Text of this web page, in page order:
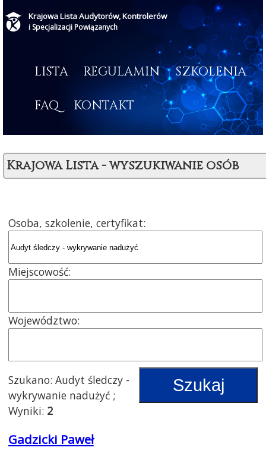
Krajowa Lista Audytorów, Kontrolerów
i Specjalizacji Powiązanych
LISTA REGULAMIN SZKOLENIA
FAQ KONTAKT
Krajowa Lista - wyszukiwanie osób
Osoba, szkolenie, certyfikat:
Miejscowość:
Województwo:
Szukaj
Szukano: Audyt śledczy -
wykrywanie nadużyć ;
Wyniki: 2
Gadzicki Paweł